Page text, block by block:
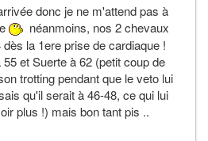
donc je ne m'attend pas à
néanmoins, nos 2 chevaux
la 1ere prise de cardiaque !
et Suerte à 62 (petit coup de
trotting pendant que le veto lui
qu'il serait à 46-48, ce qui lui
plus !) mais bon tant pis ..